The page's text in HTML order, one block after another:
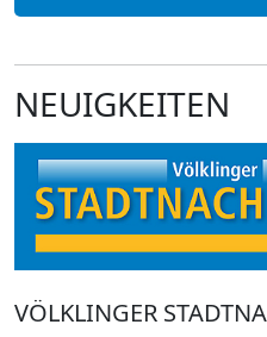
NEUIGKEITEN
VÖLKLINGER